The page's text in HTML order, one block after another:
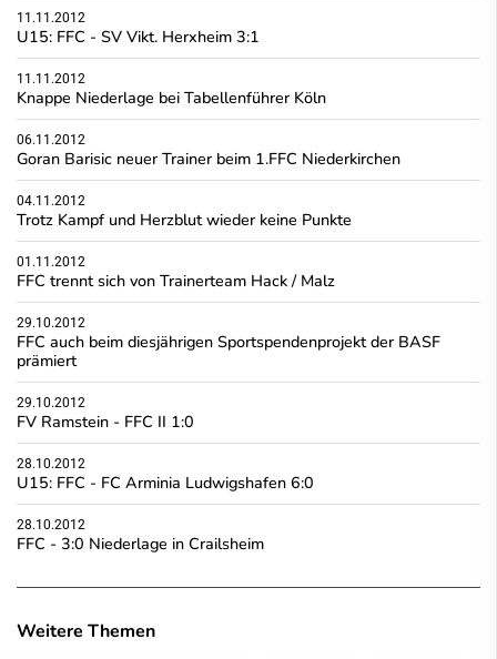
11.11.2012
U15: FFC - SV Vikt. Herxheim 3:1
11.11.2012
Knappe Niederlage bei Tabellenführer Köln
06.11.2012
Goran Barisic neuer Trainer beim 1.FFC Niederkirchen
04.11.2012
Trotz Kampf und Herzblut wieder keine Punkte
01.11.2012
FFC trennt sich von Trainerteam Hack / Malz
29.10.2012
FFC auch beim diesjährigen Sportspendenprojekt der BASF
prämiert
29.10.2012
FV Ramstein - FFC II 1:0
28.10.2012
U15: FFC - FC Arminia Ludwigshafen 6:0
28.10.2012
FFC - 3:0 Niederlage in Crailsheim
Weitere Themen